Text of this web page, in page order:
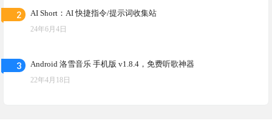
2 AI Short：AI 快捷指令/提示词收集站
24年6月4日
3 Android 洛雪音乐 手机版 v1.8.4，免费听歌神器
22年4月18日